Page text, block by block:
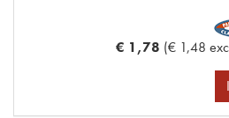
€ 1,78 (€ 1,48